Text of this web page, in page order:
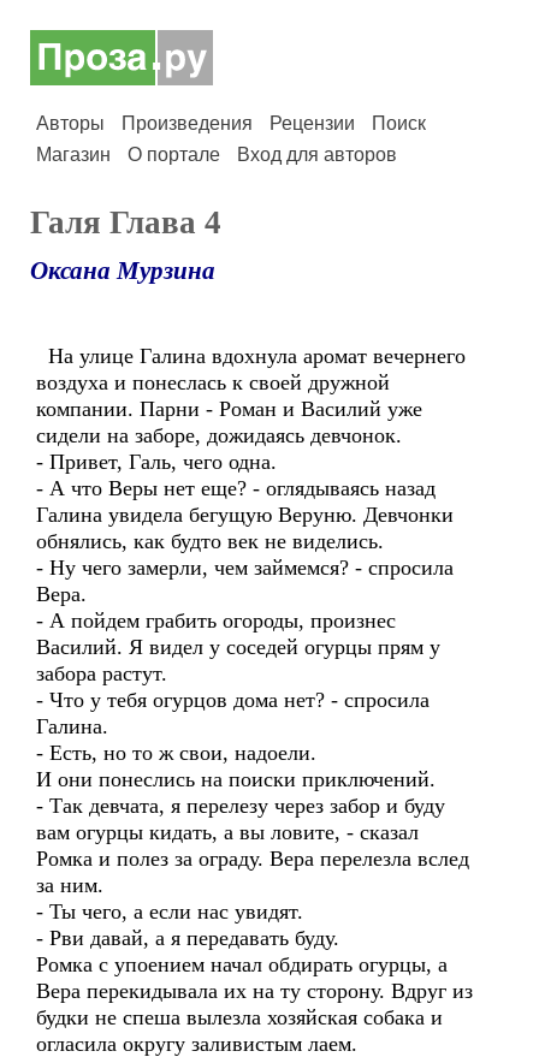
Авторы Произведения Рецензии
Поиск
Магазин
О портале Вход для авторов
Галя Глава 4
Оксана Мурзина
На улице Галина вдохнула аромат вечернего
воздуха и понеслась к своей дружной
компании. Парни - Роман и Василий уже
сидели на заборе, дожидаясь девчонок.
- Привет, Галь, чего одна.
- А что Веры нет еще? - оглядываясь назад
Галина увидела бегущую Веруню. Девчонки
обнялись, как будто век не виделись.
- Ну чего замерли, чем займемся? - спросила
Вера.
- А пойдем грабить огороды, произнес
Василий. Я видел у соседей огурцы прям у
забора растут.
- Что у тебя огурцов дома нет? - спросила
Галина.
- Есть, но то ж свои, надоели.
И они понеслись на поиски приключений.
- Так девчата, я перелезу через забор и буду
вам огурцы кидать, а вы ловите, - сказал
Ромка и полез за ограду. Вера перелезла вслед
за ним.
- Ты чего, а если нас увидят.
- Рви давай, а я передавать буду.
Ромка с упоением начал обдирать огурцы, а
Вера перекидывала их на ту сторону. Вдруг из
будки не спеша вылезла хозяйская собака и
огласила округу заливистым лаем.